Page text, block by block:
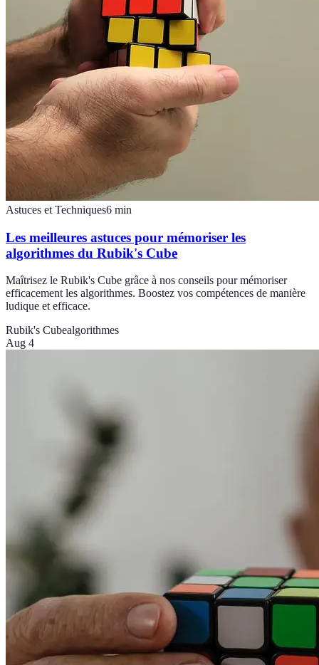
Astuces et Techniques6 min
Les meilleures astuces pour mémoriser les
algorithmes du Rubik's Cube
Maîtrisez le Rubik's Cube grâce à nos conseils pour mémoriser
efficacement les algorithmes. Boostez vos compétences de manière
ludique et efficace.
Rubik's Cubealgorithmes
Aug 4